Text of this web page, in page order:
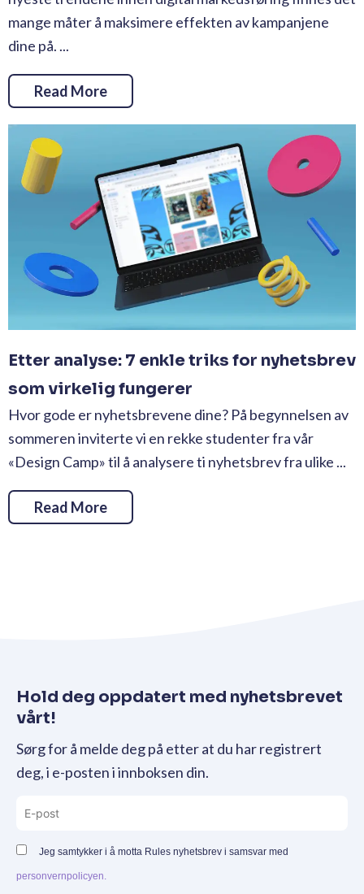
mange måter å maksimere effekten av kampanjene
dine på. ...
Read More
Etter analyse: 7 enkle triks for nyhetsbrev
som virkelig fungerer
Hvor gode er nyhetsbrevene dine? På begynnelsen av
sommeren inviterte vi en rekke studenter fra vår
«Design Camp» til å analysere ti nyhetsbrev fra ulike ...
Read More
Hold deg oppdatert med nyhetsbrevet
vårt!
Sørg for å melde deg på etter at du har registrert
deg, i e-posten i innboksen din.
Jeg samtykker i å motta Rules nyhetsbrev i samsvar med
personvernpolicyen.